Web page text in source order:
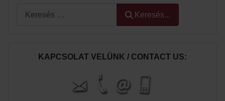
Keresés...
KAPCSOLAT VELÜNK / CONTACT US: